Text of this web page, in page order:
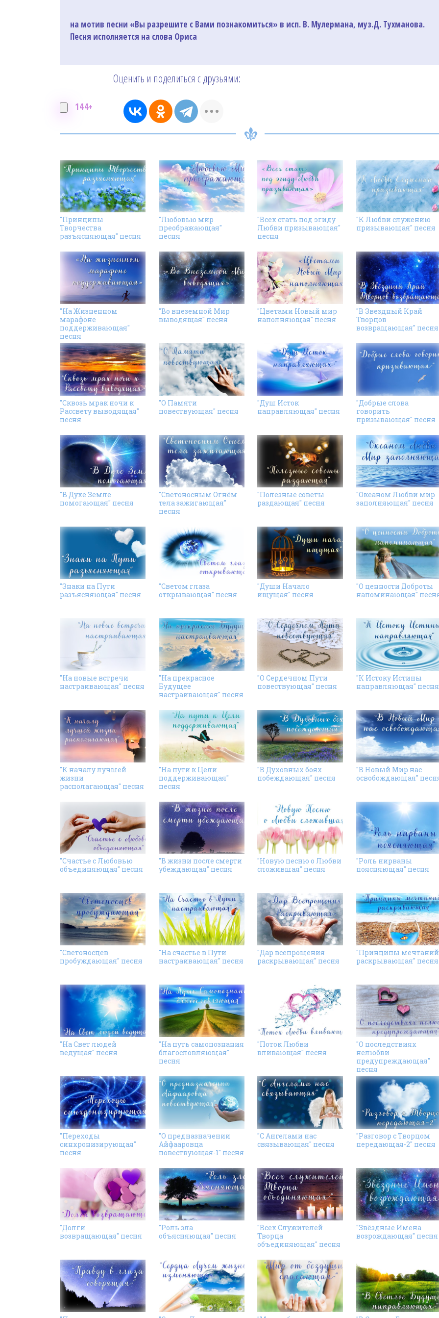
на мотив песни «Вы разрешите с Вами познакомиться» в исп. В. Мулермана, муз.Д. Тухманова.
Песня исполняется на слова Ориса
144+
Оценить и поделиться с друзьями:
"Принципы
Творчества
разъясняющая" песня
"Любовью мир
преображающая"
песня
"Всех стать под эгиду
Любви призывающая"
песня
"К Любви служению
призывающая" песня
"На Жизненном
марафоне
поддерживающая"
песня
"Во внеземной Мир
выводящая" песня
"Цветами Новый мир
наполняющая" песня
"В Звездный Край
Творцов
возвращающая" песня
"Сквозь мрак ночи к
Рассвету выводящая"
песня
"О Памяти
повествующая" песня
"Душ Исток
направляющая" песня
"Добрые слова
говорить
призывающая" песня
"В Духе Земле
помогающая" песня
"Светоносным Огнём
тела зажигающая"
песня
"Полезные советы
раздающая" песня
"Океаном Любви мир
заполняющая" песня
"Знаки на Пути
разъясняющая" песня
"Светом глаза
открывающая" песня
"Души Начало
ищущая" песня
"О ценности Доброты
напоминающая"
"На новые встречи
настраивающая" песня
"На прекрасное
Будущее
настраивающая" песня
"О Сердечном Пути
повествующая" песня
"К Истоку Истины
направляющая" песня
"К началу лучшей
жизни
располагающая" песня
"На пути к Цели
поддерживающая"
песня
"В Духовных боях
побеждающая" песня
"В Новый Мир нас
освобождающая"
"Счастье с Любовью
объединяющая" песня
"В жизни после смерти
убеждающая" песня
"Новую песню о Любви
сложившая" песня
"Роль нирваны
поясняющая" песня
"Светоносцев
пробуждающая" песня
"На счастье в Пути
настраивающая" песня
"Дар всепрощения
раскрывающая" песня
"Принципы мечтаний
раскрывающая" песня
"На Свет людей
ведущая" песня
"На путь самопознания
благословляющая"
песня
"Поток Любви
вливающая" песня
"О последствиях
нелюбви
предупреждающая"
песня
"Переходы
синхронизирующая"
песня
"О предназначении
Айфааровца
повествующая-1" песня
"С Ангелами нас
связывающая" песня
"Разговор с Творцом
передающая-2" песня
"Долги
возвращающая" песня
"Роль зла
объясняющая" песня
"Всех Cлужителей
Творца
объединяющая" песня
"Звёздные Имена
возрождающая" песня